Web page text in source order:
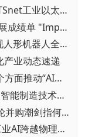
▪ 性能提升5至10倍 我国牵头制定的WiTSnet工业以太网国际标准正式发布
▪ 施耐德电气发布2026上半年可持续发展成绩单 "Impact 2030"路线图开局稳健
▪ 谷歌发布Gemini Robotics 2模型 实现人形机器人全身智能控制突破
产业动态速递
▪ 汇川技术首次披露AI战略进展：从两个方面推动“AI业务化”落地
▪ 聚焦智造新机遇！2026 青岛数字化及智能制造技术论坛圆满落幕
▪ 相继宣布重磅收购，自动化巨头新一轮并购潮剑指何方？
▪ 西门子Eigen工程智能体落地中国，工业AI跨越物理世界“确定性”拐点